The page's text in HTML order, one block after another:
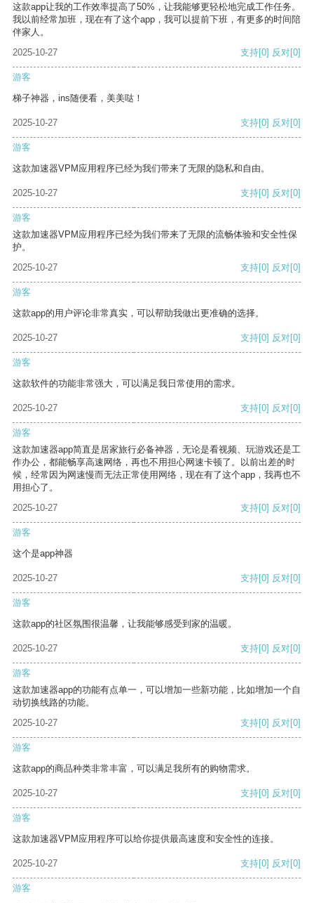
这款app让我的工作效率提高了50%，让我能够更轻松地完成工作任务。
我以前经常加班，现在有了这个app，我可以提前下班，有更多的时间陪
伴家人。
2025-10-27
支持[0] 反对[0]
游客
梯子神器，ins随便看，美美哒！
2025-10-27 支持[0] 反对[0]
游客
这款加速器VPM应用程序已经为我们带来了无限的隐私和自由。
2025-10-27 支持[0] 反对[0]
游客
这款加速器VPM应用程序已经为我们带来了无限的流畅体验和安全性保
护。
2025-10-27
支持[0] 反对[0]
游客
这款app的用户评论非常真实，可以帮助我做出更准确的选择。
2025-10-27 支持[0] 反对[0]
游客
这款软件的功能非常强大，可以满足我日常使用的需求。
2025-10-27 支持[0] 反对[0]
游客
这款加速器app简直是居家旅行必备神器，无论是看视频、玩游戏还是工
作办公，都能畅享高速网络，再也不用担心网速卡顿了。以前出差的时
候，经常因为网速慢而无法正常使用网络，现在有了这个app，我再也不
用担心了。
2025-10-27
支持[0] 反对[0]
游客
这个是app神器
2025-10-27 支持[0] 反对[0]
游客
这款app的社区氛围很温馨，让我能够感受到家的温暖。
2025-10-27 支持[0] 反对[0]
游客
这款加速器app的功能有点单一，可以增加一些新功能，比如增加一个自
动切换线路的功能。
2025-10-27
支持[0] 反对[0]
游客
这款app的商品种类非常丰富，可以满足我所有的购物需求。
2025-10-27 支持[0] 反对[0]
游客
这款加速器VPM应用程序可以给你提供最高速度和安全性的连接。
2025-10-27 支持[0] 反对[0]
游客